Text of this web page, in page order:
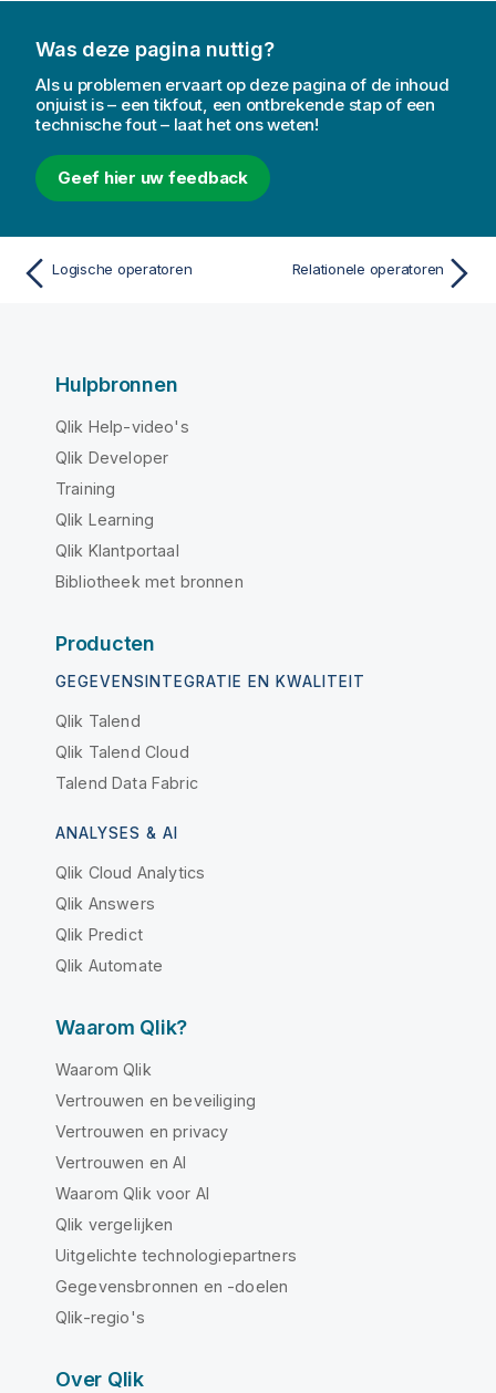
Was deze pagina nuttig?
Als u problemen ervaart op deze pagina of de inhoud
onjuist is – een tikfout, een ontbrekende stap of een
technische fout – laat het ons weten!
Geef hier uw feedback
Logische operatoren Relationele operatoren
Hulpbronnen
Qlik Help-video's
Qlik Developer
Training
Qlik Learning
Qlik Klantportaal
Bibliotheek met bronnen
Producten
GEGEVENSINTEGRATIE EN KWALITEIT
Qlik Talend
Qlik Talend Cloud
Talend Data Fabric
ANALYSES & AI
Qlik Cloud Analytics
Qlik Answers
Qlik Predict
Qlik Automate
Waarom Qlik?
Waarom Qlik
Vertrouwen en beveiliging
Vertrouwen en privacy
Vertrouwen en AI
Waarom Qlik voor AI
Qlik vergelijken
Uitgelichte technologiepartners
Gegevensbronnen en -doelen
Qlik-regio's
Over Qlik